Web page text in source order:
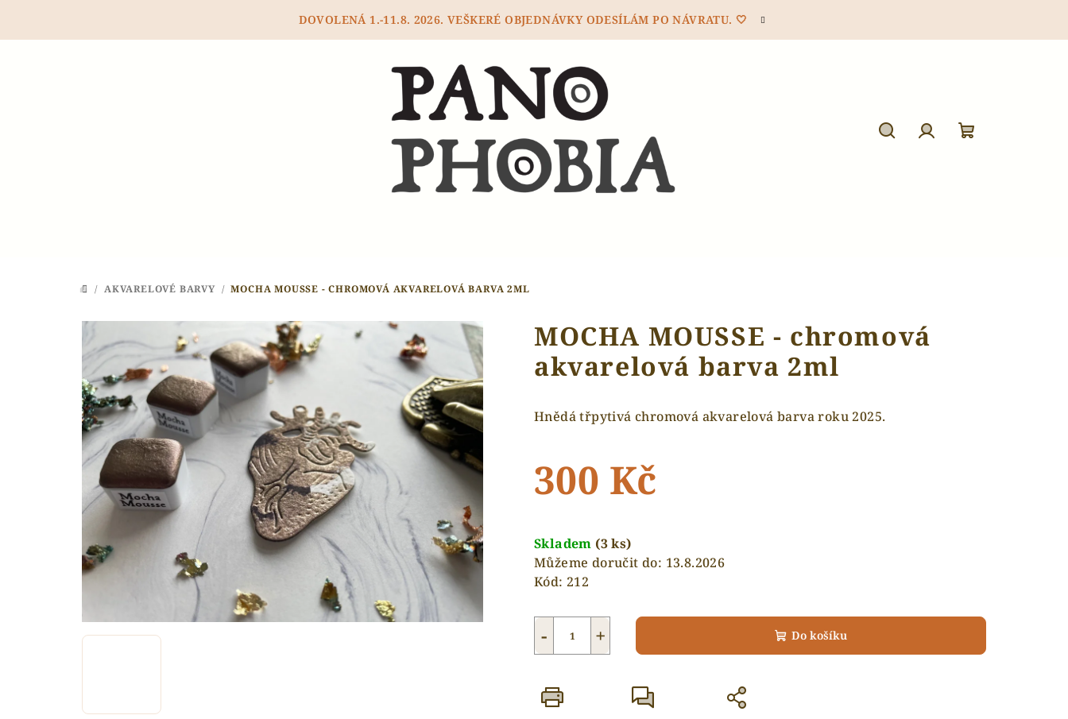
DOVOLENÁ 1.-11.8. 2026. VEŠKERÉ OBJEDNÁVKY ODESÍLÁM PO NÁVRATU. 🤍
DOMŮ
/ AKVARELOVÉ BARVY / MOCHA MOUSSE - CHROMOVÁ AKVARELOVÁ BARVA 2ML
MOCHA MOUSSE - chromová
akvarelová barva 2ml
Hnědá třpytivá chromová akvarelová barva roku 2025.
300 Kč
cena:
Skladem (3 ks)
Můžeme doručit do: 13.8.2026
Kód: 212
+
− Do košíku